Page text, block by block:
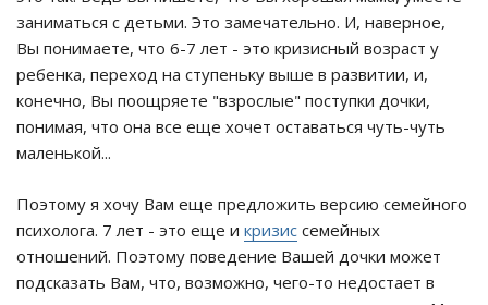
заниматься с детьми. Это замечательно. И, наверное,
Вы понимаете, что 6-7 лет - это кризисный возраст у
ребенка, переход на ступеньку выше в развитии, и,
конечно, Вы поощряете "взрослые" поступки дочки,
понимая, что она все еще хочет оставаться чуть-чуть
маленькой...
Поэтому я хочу Вам еще предложить версию семейного
психолога. 7 лет - это еще и кризис семейных
отношений. Поэтому поведение Вашей дочки может
подсказать Вам, что, возможно, чего-то недостает в